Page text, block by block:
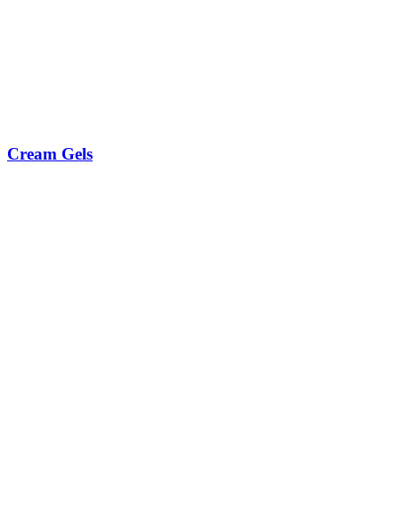
Cream Gels